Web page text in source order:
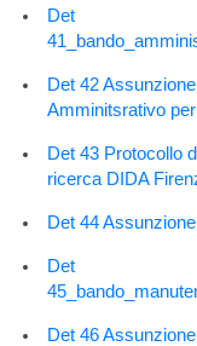
Det
Det 42
Amminitsrativo
Det 43 Protocollo
ricerca DIDA
Det 44
Det
Det 46